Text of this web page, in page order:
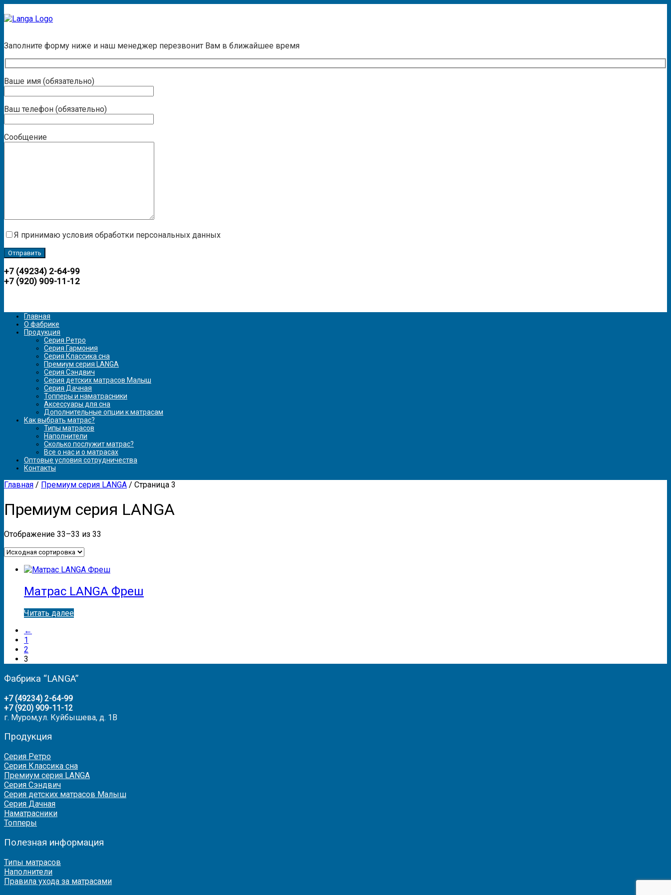
Заполните форму ниже и наш менеджер перезвонит Вам в ближайшее время
Ваше имя (обязательно)
Ваш телефон (обязательно)
Сообщение
Я принимаю условия обработки персональных данных
+7 (49234) 2-64-99
+7 (920) 909-11-12
Главная
О фабрике
Продукция
Серия Ретро
Серия Гармония
Серия Классика сна
Премиум серия LANGA
Серия Сэндвич
Серия детских матрасов Малыш
Серия Дачная
Топперы и наматрасники
Аксессуары для сна
Дополнительные опции к матрасам
Как выбрать матрас?
Типы матрасов
Наполнители
Сколько послужит матрас?
Все о нас и о матрасах
Оптовые условия сотрудничества
Контакты
Главная / Премиум серия LANGA / Страница 3
Премиум серия LANGA
Отображение 33–33 из 33
Матрас LANGA Фреш
Читать далее
←
1
2
3
Фабрика “LANGA”
+7 (49234) 2-64-99
+7 (920) 909-11-12
г. Муром,ул. Куйбышева, д. 1В
Продукция
Серия Ретро
Серия Классика сна
Премиум серия LANGA
Серия Сэндвич
Серия детских матрасов Малыш
Серия Дачная
Наматрасники
Топперы
Полезная информация
Типы матрасов
Наполнители
Правила ухода за матрасами